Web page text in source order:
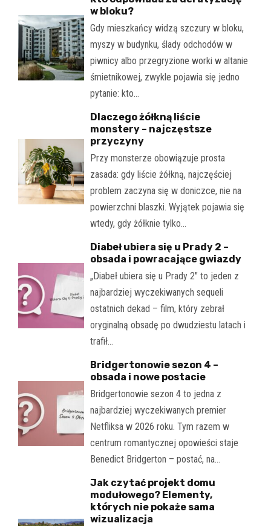
w bloku?
Gdy mieszkańcy widzą szczury w bloku,
myszy w budynku, ślady odchodów w
piwnicy albo przegryzione worki w altanie
śmietnikowej, zwykle pojawia się jedno
pytanie: kto…
Dlaczego żółkną liście
monstery – najczęstsze
przyczyny
Przy monsterze obowiązuje prosta
zasada: gdy liście żółkną, najczęściej
problem zaczyna się w doniczce, nie na
powierzchni blaszki. Wyjątek pojawia się
wtedy, gdy żółknie tylko…
Diabeł ubiera się u Prady 2 –
obsada i powracające gwiazdy
„Diabeł ubiera się u Prady 2" to jeden z
najbardziej wyczekiwanych sequeli
ostatnich dekad – film, który zebrał
oryginalną obsadę po dwudziestu latach i
trafił…
Bridgertonowie sezon 4 –
obsada i nowe postacie
Bridgertonowie sezon 4 to jedna z
najbardziej wyczekiwanych premier
Netfliksa w 2026 roku. Tym razem w
centrum romantycznej opowieści staje
Benedict Bridgerton – postać, na…
Jak czytać projekt domu
modułowego? Elementy,
których nie pokaże sama
wizualizacja